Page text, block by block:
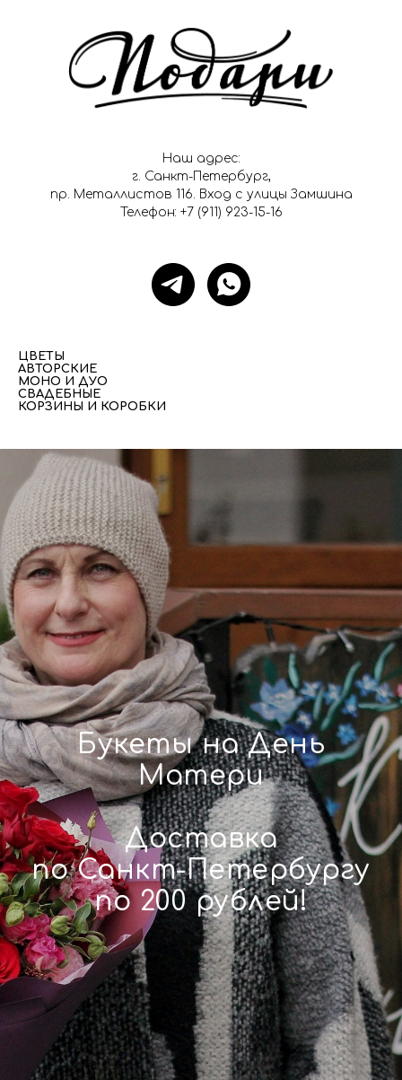
Наш адрес:
г. Санкт-Петербург,
пр. Металлистов 116. Вход с улицы Замшина
Телефон: +7 (911) 923-15-16
ЦВЕТЫ
АВТОРСКИЕ
МОНО И ДУО
СВАДЕБНЫЕ
КОРЗИНЫ И КОРОБКИ
Букеты на День
Матери
Доставка
по Санкт-Петербургу
по 200 рублей!